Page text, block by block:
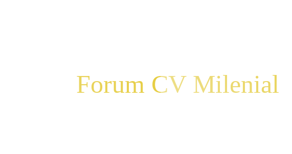
Forum CV Milenial